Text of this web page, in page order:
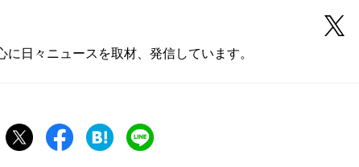
に日々ニュースを取材、発信しています。